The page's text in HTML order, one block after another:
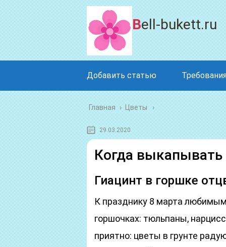
Bell-bukett.ru
Добавить статью
Главная › Цветы
29.03.2020
Когда выкапывать
Гиацинт в горшке
К празднику 8 марта
горшочках: тюльпаны,
приятно: цветы в грунте